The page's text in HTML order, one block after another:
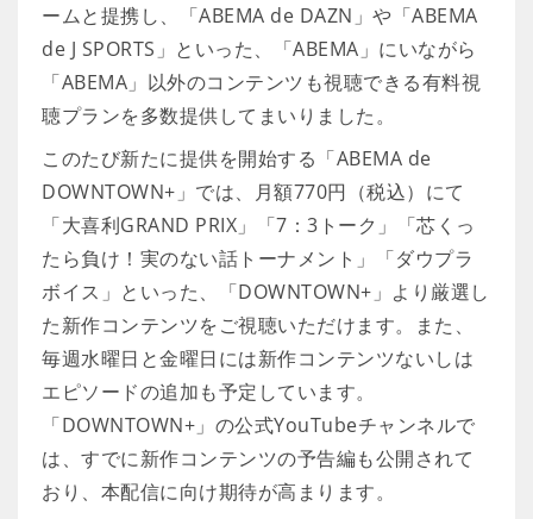
ームと提携し、「ABEMA de DAZN」や「ABEMA
de J SPORTS」といった、「ABEMA」にいながら
「ABEMA」以外のコンテンツも視聴できる有料視
聴プランを多数提供してまいりました。
このたび新たに提供を開始する「ABEMA de
DOWNTOWN+」では、月額770円（税込）にて
「大喜利GRAND PRIX」「7：3トーク」「芯くっ
たら負け！実のない話トーナメント」「ダウプラ
ボイス」といった、「DOWNTOWN+」より厳選し
た新作コンテンツをご視聴いただけます。また、
毎週水曜日と金曜日には新作コンテンツないしは
エピソードの追加も予定しています。
「DOWNTOWN+」の公式YouTubeチャンネルで
は、すでに新作コンテンツの予告編も公開されて
おり、本配信に向け期待が高まります。